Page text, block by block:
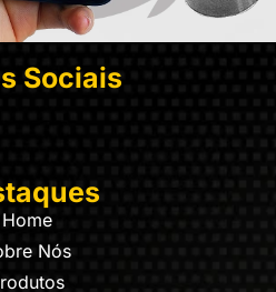
Sociais
Home
Nós